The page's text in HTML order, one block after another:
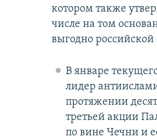
котором также
числе на том
выгодно российской
В январе
лидер
протяжении
третьей акции
по вине Чечни и